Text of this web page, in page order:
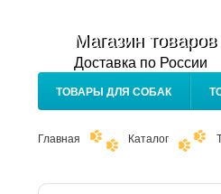
Магазин
Доставка по России
ТОВАРЫ ДЛЯ СОБАК
Главная Каталог